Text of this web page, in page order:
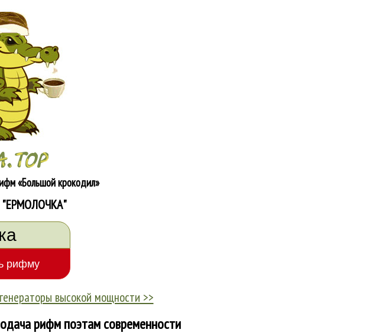
«Большой крокодил»
"ЕРМОЛОЧКА"
высокой мощности >>
рифм поэтам современности